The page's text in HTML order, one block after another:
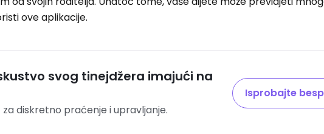
ove aplikacije.
svog tinejdžera imajući na
diskretno praćenje i upravljanje.
Isprobajte